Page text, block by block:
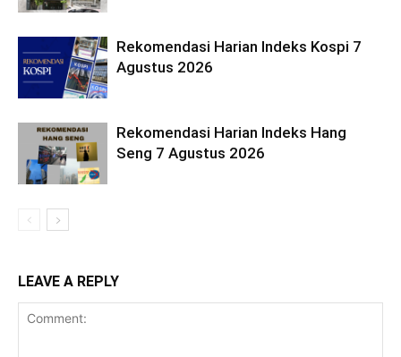
Rekomendasi Harian Indeks Kospi 7
Agustus 2026
Rekomendasi Harian Indeks Hang
Seng 7 Agustus 2026
LEAVE A REPLY